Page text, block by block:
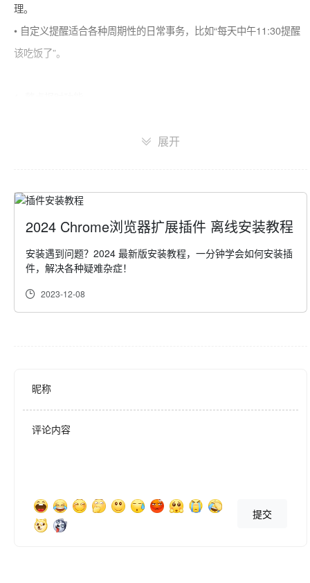
理。
• 自定义提醒适合各种周期性的日常事务，比如“每天中午11:30提醒
该吃饭了”。
另外，还有几个（已默认开启）的免打扰设置，比如浏览器全屏或播
放视频时不提醒。
2. 自定义提醒功能
• 每周提醒：可选择周一至周日的一天或多天。
• 每月提醒：可选择每月1号至最后一天的一天或多天。
• 每年提醒：可选择每年的某一天或多天提醒，比如”生日提醒“。
面可以满足一件事情需要多次提醒的需求，比如：”每天早中晚三次
提醒吃药“，只需创建一个每日提醒，其中设置三个提醒时间。另一
展开
2024 Chrome浏览器扩展插件 离线安装教程
安装遇到问题？2024 最新版安装教程，一分钟学会如何安装插
件，解决各种疑难杂症！
2023-12-08
昵称
评论内容
提交